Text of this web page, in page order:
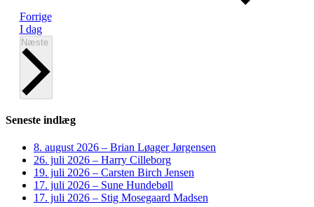
ForrigeBegivenheder
I dag
Næste
Seneste indlæg
8. august 2026 – Brian Løager Jørgensen
26. juli 2026 – Harry Cilleborg
19. juli 2026 – Carsten Birch Jensen
17. juli 2026 – Sune Hundebøll
17. juli 2026 – Stig Mosegaard Madsen